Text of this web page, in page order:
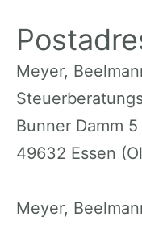
Meyer,
Bunner Damm 5
49632 Essen
Meyer,